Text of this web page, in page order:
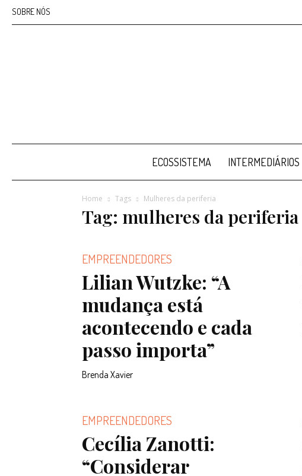
SOBRE NÓS
ECOSSISTEMA INTERMEDIÁRIOS
Home Tags Mulheres da periferia
Tag: mulheres da periferia
EMPREENDEDORES
Lilian Wutzke: “A
mudança está
acontecendo e cada
passo importa”
Brenda Xavier
EMPREENDEDORES
Cecília Zanotti:
“Considerar